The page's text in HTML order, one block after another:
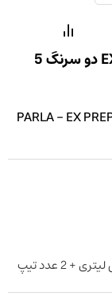
آرسی پرپ دندانپزشکی پارلا مدل EX PREP دو سرنگ 5
PARLA - EX